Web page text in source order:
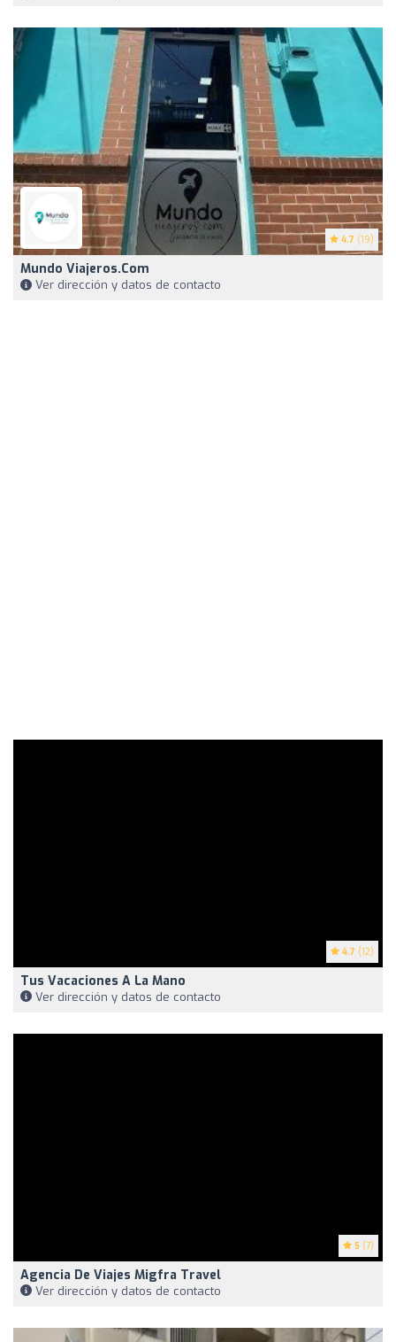
4.7 (19)
Mundo Viajeros.com
Ver dirección y datos de contacto
4.7 (12)
Tus Vacaciones A La Mano
Ver dirección y datos de contacto
5 (7)
Agencia De Viajes Migfra Travel
Ver dirección y datos de contacto